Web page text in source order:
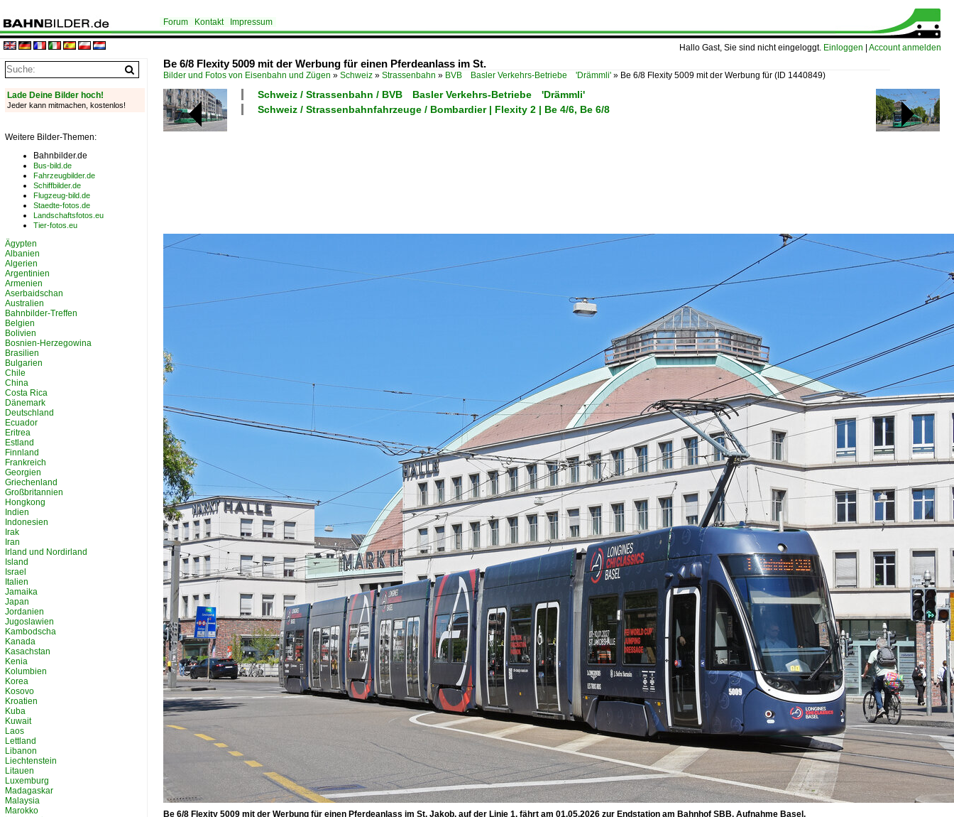
Hallo Gast, Sie sind nicht eingeloggt. Einloggen Account anmelden
Forum Kontakt Impressum
Be 6/8 Flexity 5009 mit der Werbung für einen Pferdeanlass im St.
Bilder und Fotos von Eisenbahn und Zügen » Schweiz » Strassenbahn » BVB Basler Verkehrs-Betriebe 'Drämmli' » Be 6/8 Flexity 5009 mit der Werbung für (ID 1440849)
Schweiz / Strassenbahn / BVB Basler Verkehrs-Betriebe 'Drämmli'
Schweiz / Strassenbahnfahrzeuge / Bombardier | Flexity 2 | Be 4/6, Be 6/8
Be 6/8 Flexity 5009 mit der Werbung für einen Pferdeanlass im St. Jakob, auf der Linie 1, fährt am 01.05.2026 zur Endstation am Bahnhof SBB. Aufnahme Basel.
Lade Deine Bilder hoch!
Jeder kann mitmachen, kostenlos!
Weitere Bilder-Themen:
Bahnbilder.de
Bus-bild.de
Fahrzeugbilder.de
Schiffbilder.de
Flugzeug-bild.de
Staedte-fotos.de
Landschaftsfotos.eu
Tier-fotos.eu
Ägypten
Albanien
Algerien
Argentinien
Armenien
Aserbaidschan
Australien
Bahnbilder-Treffen
Belgien
Bolivien
Bosnien-Herzegowina
Brasilien
Bulgarien
Chile
China
Costa Rica
Dänemark
Deutschland
Ecuador
Eritrea
Estland
Finnland
Frankreich
Georgien
Griechenland
Großbritannien
Hongkong
Indien
Indonesien
Irak
Iran
Irland und Nordirland
Island
Israel
Italien
Jamaika
Japan
Jordanien
Jugoslawien
Kambodscha
Kanada
Kasachstan
Kenia
Kolumbien
Korea
Kosovo
Kroatien
Kuba
Kuwait
Laos
Lettland
Libanon
Liechtenstein
Litauen
Luxemburg
Madagaskar
Malaysia
Marokko